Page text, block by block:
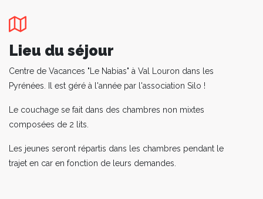
Lieu du séjour
Centre de Vacances "Le Nabias" à Val Louron dans les
Pyrénées. Il est géré à l'année par l'association Silo !
Le couchage se fait dans des chambres non mixtes
composées de 2 lits.
Les jeunes seront répartis dans les chambres pendant le
trajet en car en fonction de leurs demandes.